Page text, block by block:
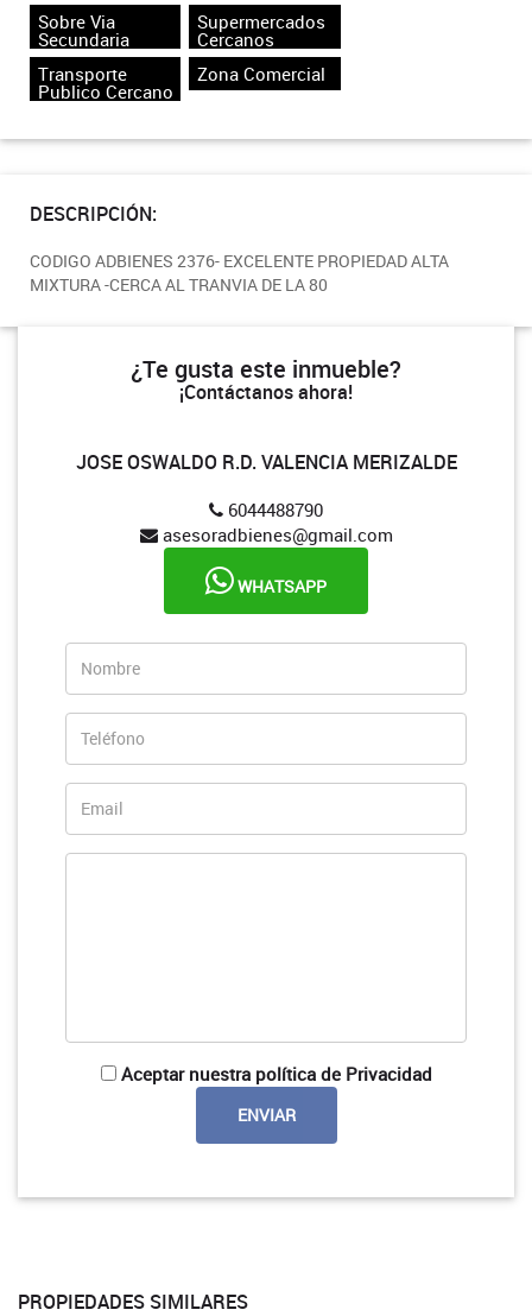
Sobre Via
Secundaria
Supermercados
Cercanos
Transporte
Publico Cercano
Zona Comercial
DESCRIPCIÓN:
CODIGO ADBIENES 2376- EXCELENTE PROPIEDAD ALTA
MIXTURA -CERCA AL TRANVIA DE LA 80
¿Te gusta este inmueble?
¡Contáctanos ahora!
JOSE OSWALDO R.D. VALENCIA MERIZALDE
6044488790
asesoradbienes@gmail.com
WHATSAPP
Aceptar nuestra política de Privacidad
PROPIEDADES SIMILARES